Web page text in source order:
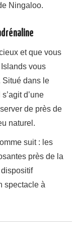
Ningaloo.
et que vous
Islands vous
Situé dans le
d’une
de près de
naturel.
suit : les
près de la
spectacle à